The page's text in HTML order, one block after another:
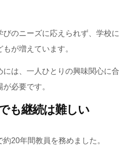
びのニーズに応えられず、学校に
が増えています。
には、一人ひとりの興味関心に合
必要です。
も継続は難しい
20年間教員を務めました。